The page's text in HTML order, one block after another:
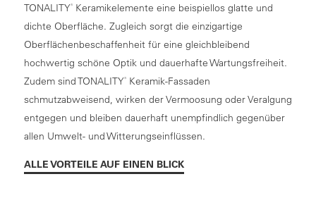
TONALITY®Keramikelemente eine beispiellos glatte und
dichte Oberfläche. Zugleich sorgt die einzigartige
Oberflächenbeschaffenheit für eine gleichbleibend
hochwertig schöne Optik und dauerhafte Wartungsfreiheit.
Zudem sind TONALITY®Keramik-Fassaden
schmutzabweisend, wirken der Vermoosung oder Veralgung
entgegen und bleiben dauerhaft unempfindlich gegenüber
allen Umwelt- und Witterungseinflüssen.
ALLE VORTEILE AUF EINEN BLICK